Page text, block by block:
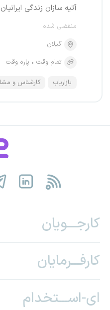
آتیه سازان زندگی ایرانیان
منقضی شده
گیلان
تمام وقت
پاره وقت
بازاریاب کارشناس و
کارجـــویان
کارفـــرمایان
ای-اســـتخدام